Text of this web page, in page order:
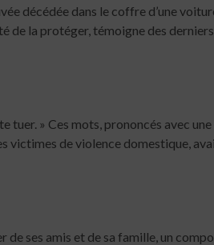
décédée dans le coffre d’une
de la protéger, témoigne des
tuer. » Ces mots, prononcés avec
victimes de violence domestique,
de ses amis et de sa famille, un